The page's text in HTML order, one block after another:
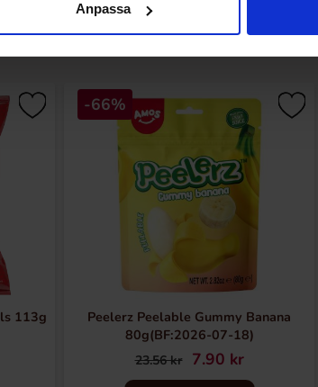
Anpassa
Andra gillade
113g
-66%
Peelerz Peelable Gummy Banana
80g(BF:2026-07-18)
23.56 kr 7.90 kr